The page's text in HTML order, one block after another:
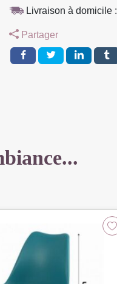
DIFFERENTS
40
X
35
Livraison à domicile :
Partager